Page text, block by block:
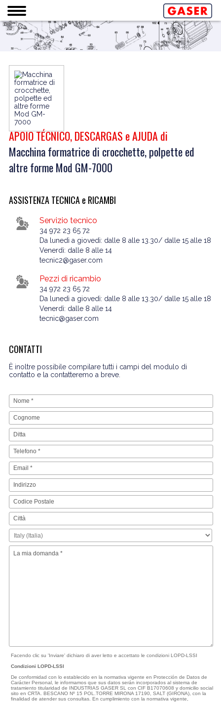
APOIO TÉCNICO, DESCARGAS e AJUDA di
Macchina formatrice di crocchette, polpette ed
altre forme Mod GM-7000
ASSISTENZA TECNICA e RICAMBI
Servizio tecnico
34 972 23 65 72
Da lunedì a giovedì: dalle 8 alle 13.30/ dalle 15 alle 18
Venerdì: dalle 8 alle 14
tecnic2@gaser.com
Pezzi di ricambio
34 972 23 65 72
Da lunedì a giovedì: dalle 8 alle 13.30/ dalle 15 alle 18
Venerdì: dalle 8 alle 14
tecnic@gaser.com
CONTATTI
È inoltre possibile compilare tutti i campi del modulo di
contatto e la contatteremo a breve.
Facendo clic su 'Inviare' dichiaro di aver letto e accettato le condizioni LOPD-LSSI
Condizioni LOPD-LSSI
De conformidad con lo establecido en la normativa vigente en Protección de Datos de
Carácter Personal, le informamos que sus datos serán incorporados al sistema de
tratamiento titularidad de INDUSTRIAS GASER SL con CIF B17070608 y domicilio social
sito en CRTA. BESCANO Nº 15 POL.TORRE MIRONA 17190, SALT (GIRONA), con la
finalidad de atender sus consultas. En cumplimiento con la normativa vigente,